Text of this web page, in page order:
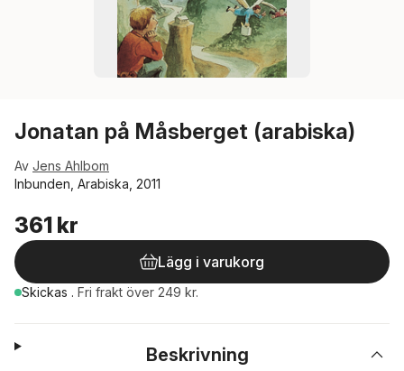
Jonatan på Måsberget (arabiska)
Av Jens Ahlbom
Inbunden, Arabiska, 2011
361 kr
Lägg i varukorg
Skickas . Fri frakt över 249 kr.
Beskrivning